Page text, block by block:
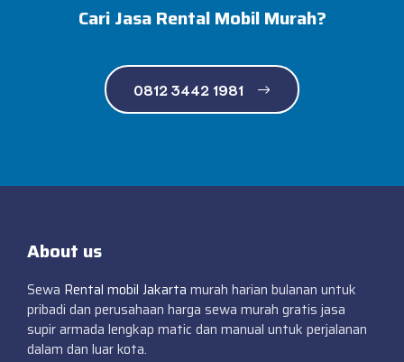
Cari Jasa Rental Mobil Murah?
0812 3442 1981
About us
Sewa Rental mobil Jakarta murah harian bulanan untuk
pribadi dan perusahaan harga sewa murah gratis jasa
supir armada lengkap matic dan manual untuk perjalanan
dalam dan luar kota.